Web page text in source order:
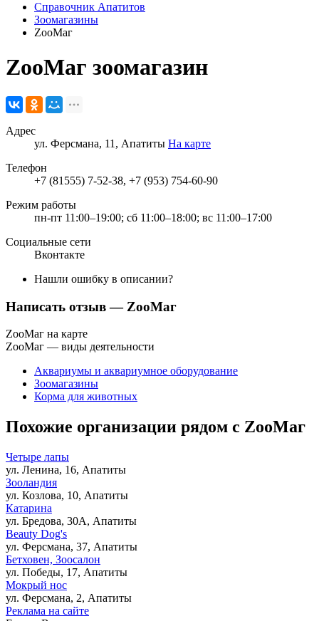
Справочник Апатитов
Зоомагазины
ZooМаг
ZooМаг зоомагазин
Адрес
ул. Ферсмана, 11, Апатиты На карте
Телефон
+7 (81555) 7-52-38, +7 (953) 754-60-90
Режим работы
пн-пт 11:00–19:00; сб 11:00–18:00; вс 11:00–17:00
Социальные сети
Вконтакте
Нашли ошибку в описании?
Написать отзыв— ZooМаг
ZooМаг на карте
ZooМаг — виды деятельности
Аквариумы и аквариумное оборудование
Зоомагазины
Корма для животных
Похожие организации рядом с ZooМаг
Четыре лапы
ул. Ленина, 16, Апатиты
Зооландия
ул. Козлова, 10, Апатиты
Катарина
ул. Бредова, 30А, Апатиты
Beauty Dog's
ул. Ферсмана, 37, Апатиты
Бетховен, Зоосалон
ул. Победы, 17, Апатиты
Мокрый нос
ул. Ферсмана, 2, Апатиты
Реклама на сайте